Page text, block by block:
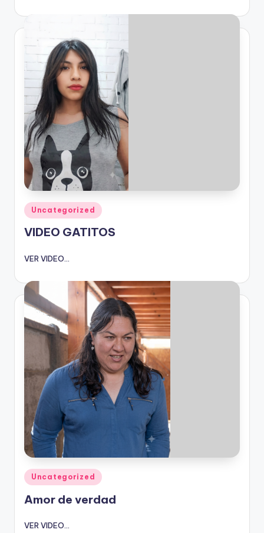
Publicado
en
Uncategorized
VIDEO GATITOS
VER VIDEO...
Publicado
en
Uncategorized
Amor de verdad
VER VIDEO...